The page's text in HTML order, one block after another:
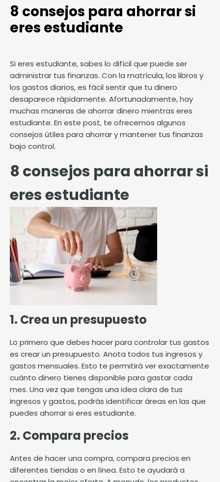
8 consejos para ahorrar si
eres estudiante
Si eres estudiante, sabes lo difícil que puede ser
administrar tus finanzas. Con la matrícula, los libros y
los gastos diarios, es fácil sentir que tu dinero
desaparece rápidamente. Afortunadamente, hay
muchas maneras de ahorrar dinero mientras eres
estudiante. En este post, te ofrecemos algunos
consejos útiles para ahorrar y mantener tus finanzas
bajo control.
8 consejos para ahorrar si
eres estudiante
1. Crea un presupuesto
Lo primero que debes hacer para controlar tus gastos
es crear un presupuesto. Anota todos tus ingresos y
gastos mensuales. Esto te permitirá ver exactamente
cuánto dinero tienes disponible para gastar cada
mes. Una vez que tengas una idea clara de tus
ingresos y gastos, podrás identificar áreas en las que
puedes ahorrar si eres estudiante.
2. Compara precios
Antes de hacer una compra, compara precios en
diferentes tiendas o en línea. Esto te ayudará a